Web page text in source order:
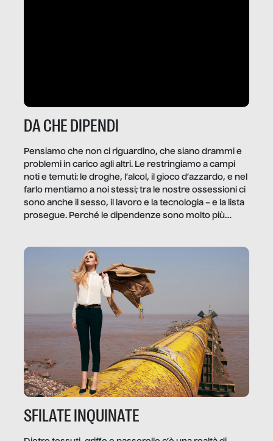
DA CHE DIPENDI
Pensiamo che non ci riguardino, che siano drammi e
problemi in carico agli altri. Le restringiamo a campi
noti e temuti: le droghe, l’alcol, il gioco d’azzardo, e nel
farlo mentiamo a noi stessi; tra le nostre ossessioni ci
sono anche il sesso, il lavoro e la tecnologia – e la lista
prosegue. Perché le dipendenze sono molto più
trae un guadagno. In questo reportage vediamo
quale e come.
SFILATE INQUINATE